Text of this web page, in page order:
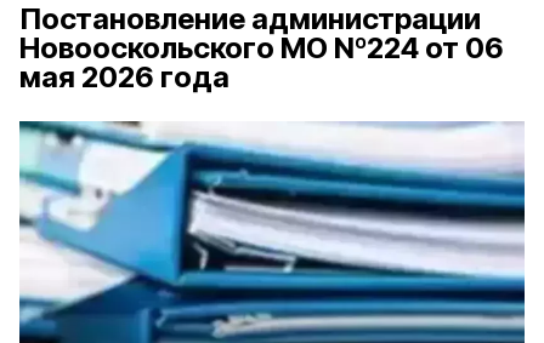
Постановление администрации
Новооскольского МО Nº224 от 06
мая 2026 года